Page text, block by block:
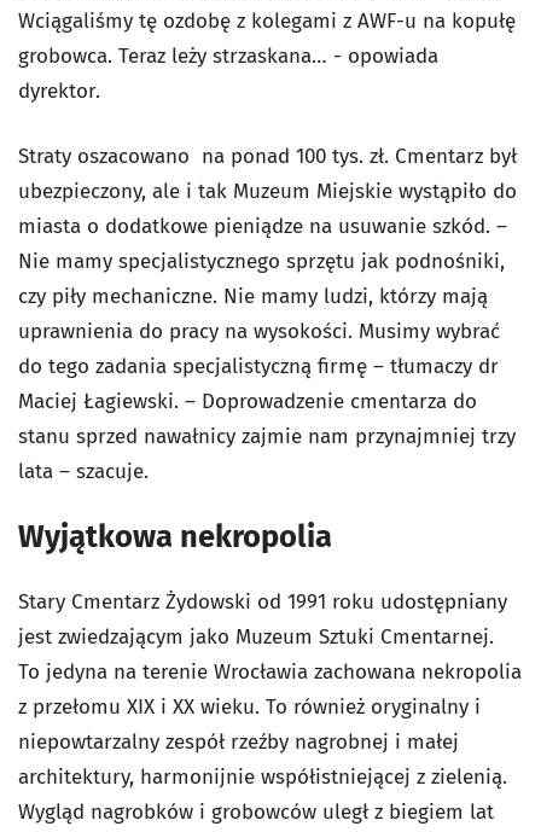
Wciągaliśmy tę ozdobę z kolegami z AWF-u na kopułę
grobowca. Teraz leży strzaskana… - opowiada
dyrektor.
Straty oszacowano na ponad 100 tys. zł. Cmentarz był
ubezpieczony, ale i tak Muzeum Miejskie wystąpiło do
miasta o dodatkowe pieniądze na usuwanie szkód. –
Nie mamy specjalistycznego sprzętu jak podnośniki,
czy piły mechaniczne. Nie mamy ludzi, którzy mają
uprawnienia do pracy na wysokości. Musimy wybrać
do tego zadania specjalistyczną firmę – tłumaczy dr
Maciej Łagiewski. – Doprowadzenie cmentarza do
stanu sprzed nawałnicy zajmie nam przynajmniej trzy
lata – szacuje.
Wyjątkowa nekropolia
Stary Cmentarz Żydowski od 1991 roku udostępniany
jest zwiedzającym jako Muzeum Sztuki Cmentarnej.
To jedyna na terenie Wrocławia zachowana nekropolia
z przełomu XIX i XX wieku. To również oryginalny i
niepowtarzalny zespół rzeźby nagrobnej i małej
architektury, harmonijnie współistniejącej z zielenią.
Wygląd nagrobków i grobowców uległ z biegiem lat